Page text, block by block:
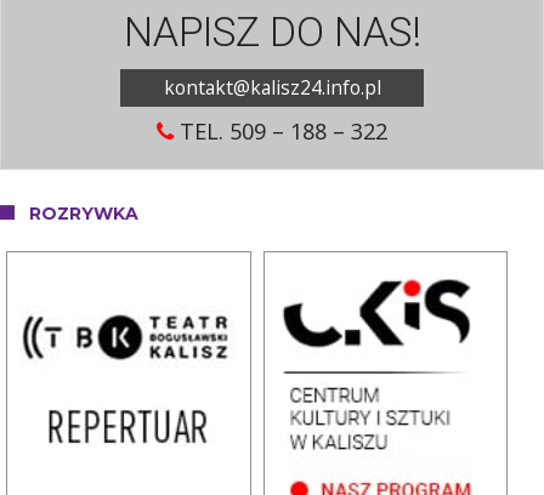
NAPISZ DO NAS!
kontakt@kalisz24.info.pl
TEL. 509 – 188 – 322
ROZRYWKA